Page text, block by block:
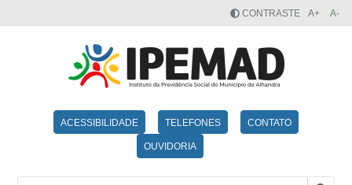
ACESSIBILIDADE TELEFONES CONTATO
OUVIDORIA
CONTRASTE A+ A-